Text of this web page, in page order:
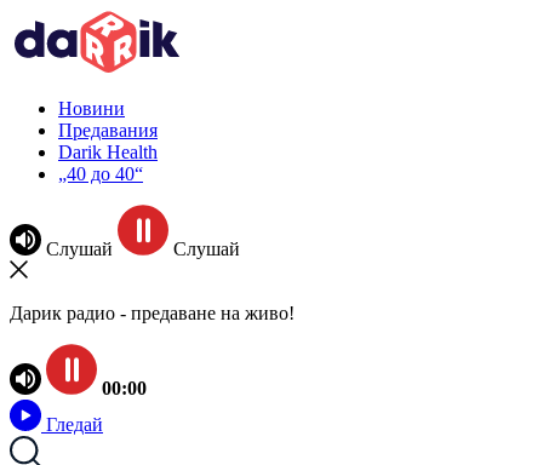
Новини
Предавания
Darik Health
„40 до 40“
Слушай Слушай
Дарик радио - предаване на живо!
00:00
Гледай